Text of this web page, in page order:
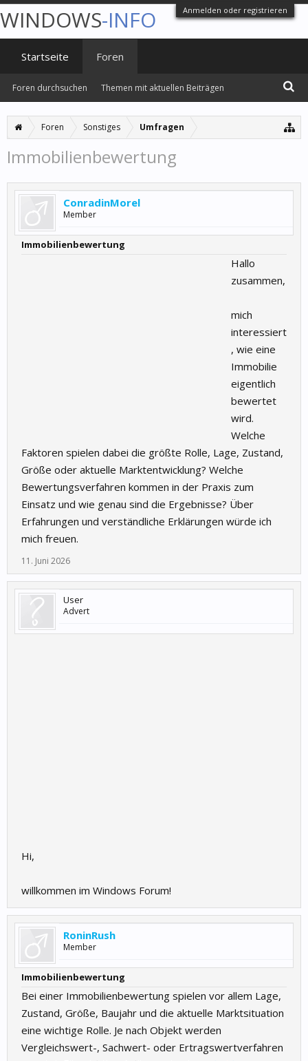
Anmelden oder registrieren
Foren Sonstiges Umfragen
Immobilienbewertung
ConradinMorel
Member
Immobilienbewertung
Hallo
zusammen,
mich
interessiert
, wie eine
Immobilie
eigentlich
bewertet
wird.
Welche
Faktoren spielen dabei die größte Rolle, Lage, Zustand,
Größe oder aktuelle Marktentwicklung? Welche
Bewertungsverfahren kommen in der Praxis zum
Einsatz und wie genau sind die Ergebnisse? Über
Erfahrungen und verständliche Erklärungen würde ich
mich freuen.
11. Juni 2026
User
Advert
Hi,
willkommen im Windows Forum!
RoninRush
Member
Immobilienbewertung
Bei einer Immobilienbewertung spielen vor allem Lage,
Zustand, Größe, Baujahr und die aktuelle Marktsituation
eine wichtige Rolle. Je nach Objekt werden
Vergleichswert-, Sachwert- oder Ertragswertverfahren
WINDOWS-INFO
Startseite Foren
Foren durchsuchen Themen mit aktuellen Beiträgen